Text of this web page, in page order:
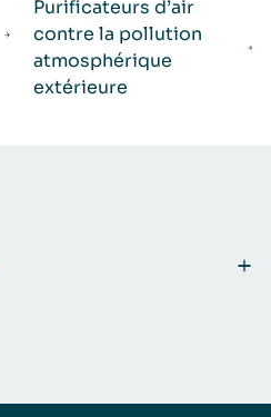
Purificateurs d’air
contre la pollution
atmosphérique
extérieure